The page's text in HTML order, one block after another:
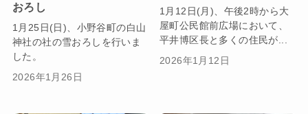
おろし
1月25日(日)、小野谷町の白山
神社の社の雪おろしを行いま
した。
2026年1月26日
1月12日(月)、午後2時から大
屋町公民館前広場において、
平井博区長と多くの住民が...
2026年1月12日